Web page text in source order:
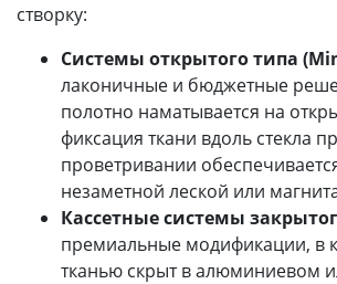
створку:
Системы открытого типа
лаконичные и бюджетные
полотно наматывается на
фиксация ткани вдоль стекла
проветривании
незаметной леской или
Кассетные системы
премиальные модификации, в
тканью скрыт в алюминиевом